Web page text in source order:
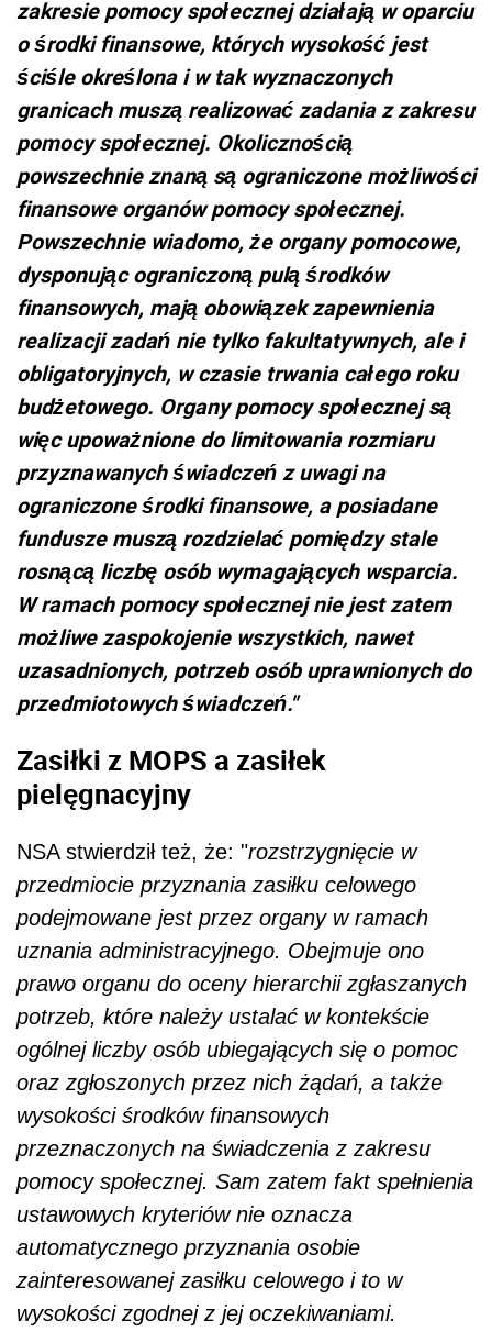
zakresie pomocy społecznej działają w oparciu
o środki finansowe, których wysokość jest
ściśle określona i w tak wyznaczonych
granicach muszą realizować zadania z zakresu
pomocy społecznej. Okolicznością
powszechnie znaną są ograniczone możliwości
finansowe organów pomocy społecznej.
Powszechnie wiadomo, że organy pomocowe,
dysponując ograniczoną pulą środków
finansowych, mają obowiązek zapewnienia
realizacji zadań nie tylko fakultatywnych, ale i
obligatoryjnych, w czasie trwania całego roku
budżetowego. Organy pomocy społecznej są
więc upoważnione do limitowania rozmiaru
przyznawanych świadczeń z uwagi na
ograniczone środki finansowe, a posiadane
fundusze muszą rozdzielać pomiędzy stale
rosnącą liczbę osób wymagających wsparcia.
W ramach pomocy społecznej nie jest zatem
możliwe zaspokojenie wszystkich, nawet
uzasadnionych, potrzeb osób uprawnionych do
przedmiotowych świadczeń."
Zasiłki z MOPS a zasiłek
pielęgnacyjny
NSA stwierdził też, że: "rozstrzygnięcie w
przedmiocie przyznania zasiłku celowego
podejmowane jest przez organy w ramach
uznania administracyjnego. Obejmuje ono
prawo organu do oceny hierarchii zgłaszanych
potrzeb, które należy ustalać w kontekście
ogólnej liczby osób ubiegających się o pomoc
oraz zgłoszonych przez nich żądań, a także
wysokości środków finansowych
przeznaczonych na świadczenia z zakresu
pomocy społecznej. Sam zatem fakt spełnienia
ustawowych kryteriów nie oznacza
automatycznego przyznania osobie
zainteresowanej zasiłku celowego i to w
wysokości zgodnej z jej oczekiwaniami.